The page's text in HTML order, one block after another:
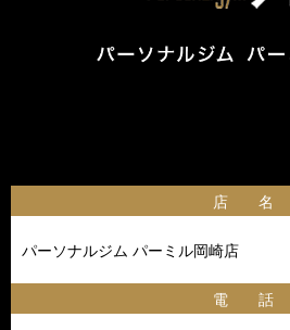
店 名
パーソナルジム パーミル岡崎店
電 話